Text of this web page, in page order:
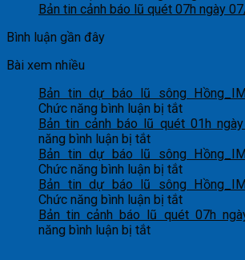
Bản tin cảnh báo lũ quét 07h ngày
Bình luận gần đây
Bài xem nhiều
Bản tin dự báo lũ sông
Chức năng bình luận bị tắtở
Bản
dự
báo
lũ
sông
Bản tin cảnh báo lũ quét 01h
năng bình luận bị tắtở
Bản
tin
cảnh
báo
lũ
quét
Bản tin dự báo lũ sông
Chức năng bình luận bị tắtở
Bản
tin
dự
Bản tin dự báo lũ sông
Chức năng bình luận bị tắtở
Bản
Bản tin cảnh báo lũ quét 07h
năng bình luận bị tắtở